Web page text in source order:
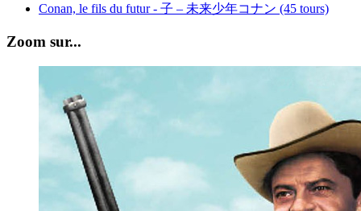
Conan, le fils du futur - 子 – 未来少年コナン (45 tours)
Zoom sur...